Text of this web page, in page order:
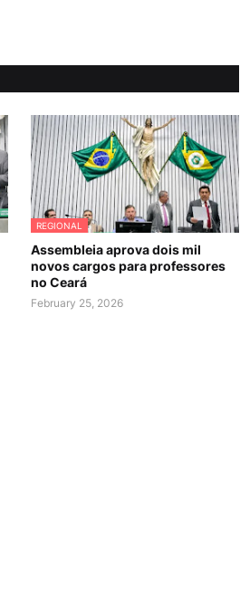
REGIONAL
Assembleia aprova dois mil
novos cargos para professores
no Ceará
February 25, 2026